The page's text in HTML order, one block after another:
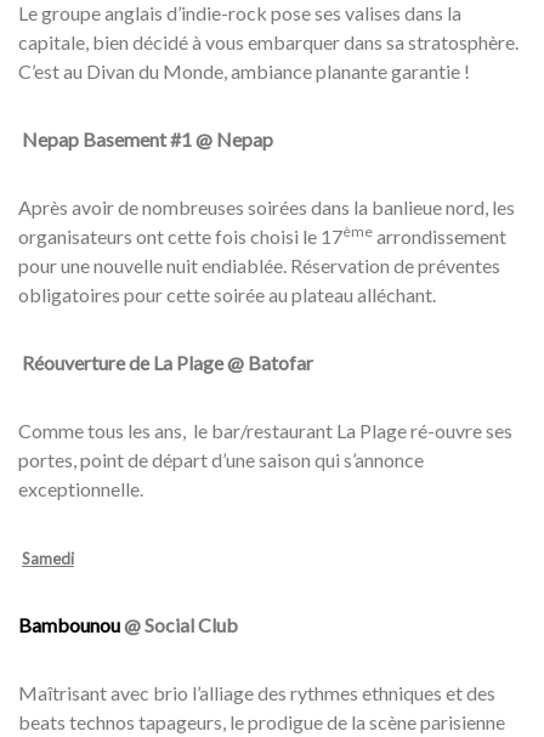
Le groupe anglais d’indie-rock pose ses valises dans la
capitale, bien décidé à vous embarquer dans sa stratosphère.
C’est au Divan du Monde, ambiance planante garantie !
Nepap Basement #1 @ Nepap
Après avoir de nombreuses soirées dans la banlieue nord, les
organisateurs ont cette fois choisi le 17ème arrondissement
pour une nouvelle nuit endiablée. Réservation de préventes
obligatoires pour cette soirée au plateau alléchant.
Réouverture de La Plage @ Batofar
Comme tous les ans, le bar/restaurant La Plage ré-ouvre ses
portes, point de départ d’une saison qui s’annonce
exceptionnelle.
Samedi
Bambounou@ Social Club
Maîtrisant avec brio l’alliage des rythmes ethniques et des
beats technos tapageurs, le prodigue de la scène parisienne